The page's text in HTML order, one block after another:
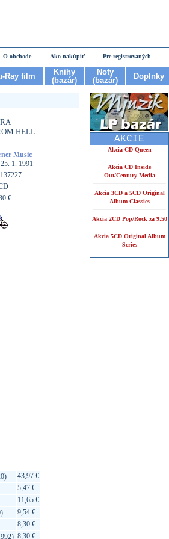
O obchode Ako nakúpiť Pre registrovaných
Ray film
Knihy
(bazár)
Noty
(bazár)
Doplnky
HELL
Music
1. 1991
€
43,97 €
5,47 €
11,65 €
9,54 €
8,30 €
8,30 €
AKCIE
Akcia CD Queen
Akcia CD Inside
Out/Century Media
Akcia 3CD a 5CD Original
Album Classics
Akcia 2CD Pop/Rock za 9,50
Akcia 5CD Original Album
Series